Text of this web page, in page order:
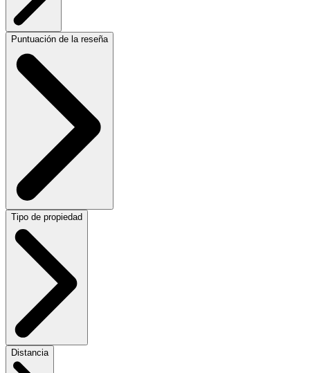
Puntuación de la reseña
Tipo de propiedad
Distancia